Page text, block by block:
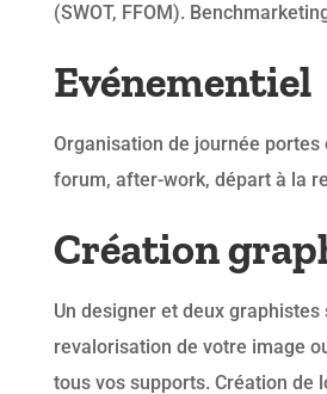
(SWOT, FFOM).
Evénementiel
Organisation de journée portes
forum, after-work, départ à la
Création
Un designer et deux graphistes
revalorisation de votre image
tous vos supports. Création de